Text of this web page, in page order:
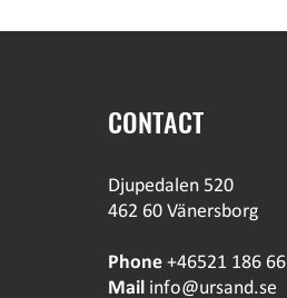
CONTACT
Djupedalen 520
462 60 Vänersborg
Phone+46521 186 66
Mail info@ursand.se